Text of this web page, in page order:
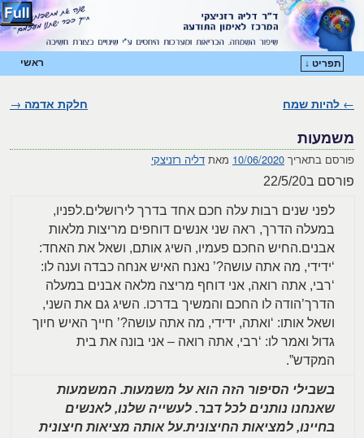
ראשי
תפריט ↓
ניווט בפוסטים
← להיות שמח חלקת אדמה →
משמעות
פורסם בתאריך 10/06/2020 מאת דליה רזניצקי
פורסם ב22/5/20
לפני שנים רבות עלה חכם אחד בדרך לירושלים.לפניו,
במעלה הדרך, ראה שני אנשים דוחפים מריצות מלאות
אבנים.החיש החכם פעמיו, השיג אותם, ושאל את האחד:
‘ידידי, מה אתה עושה?’ נאנח האיש אנחה כבדה וענה לו:
‘רבי, אתה רואה, אני דוחף מריצה מלאה אבנים במעלה
הדרך’הודה לו החכם והמשיך בדרכו. השיג גם את השני,
ושאל אותו: ‘ואתה, ידידי, מה אתה עושה?’ חייך האיש חיוך
גדול ואמר לו: ‘רבי, אתה רואה – אני בונה את בית
המקדש”.
בשבילי הסיפור הזה הוא על משמעות. המשמעות
שאנחנו נותנים לכל דבר. לעשייה שלנו, לאנשים
בחיינו, למציאות החיצונית.על אותה מציאות חיצונית